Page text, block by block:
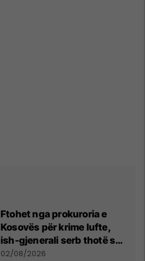
Ftohet nga prokuroria e
Kosovës për krime lufte,
ish-gjenerali serb thotë se
dikush e tradhtoi në
02/08/2026